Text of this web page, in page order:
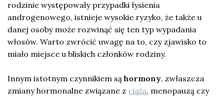
rodzinie występowały przypadki łysienia
androgenowego, istnieje wysokie ryzyko, że także u
danej osoby może rozwinąć się ten typ wypadania
włosów. Warto zwrócić uwagę na to, czy zjawisko to
miało miejsce u bliskich członków rodziny.
Innym istotnym czynnikiem są hormony, zwłaszcza
zmiany hormonalne związane z ciążą, menopauzą czy